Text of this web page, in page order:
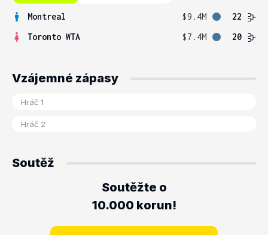
Montreal $9.4M
22
Toronto WTA
$7.4M 20
Vzájemné zápasy
Soutěž
Soutěžte o
10.000 korun!